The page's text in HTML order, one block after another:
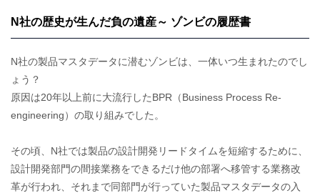
N社の歴史が生んだ負の遺産～ ゾンビの履歴書
N社の製品マスタデータに潜むゾンビは、一体いつ生まれたのでし
ょう？
原因は20年以上前に大流行したBPR（Business Process Re-
engineering）の取り組みでした。
その頃、N社では製品の設計開発リードタイムを短縮するために、
設計開発部門の間接業務をできるだけ他の部署へ移管する業務改
革が行われ、それまで同部門が行っていた製品マスタデータの入